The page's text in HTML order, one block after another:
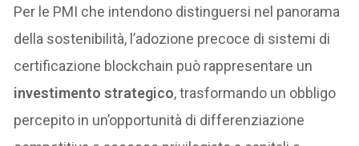
Per le PMI che intendono distinguersi nel panorama
della sostenibilità, l’adozione precoce di sistemi di
certificazione blockchain può rappresentare un
investimento strategico, trasformando un obbligo
percepito in un’opportunità di differenziazione